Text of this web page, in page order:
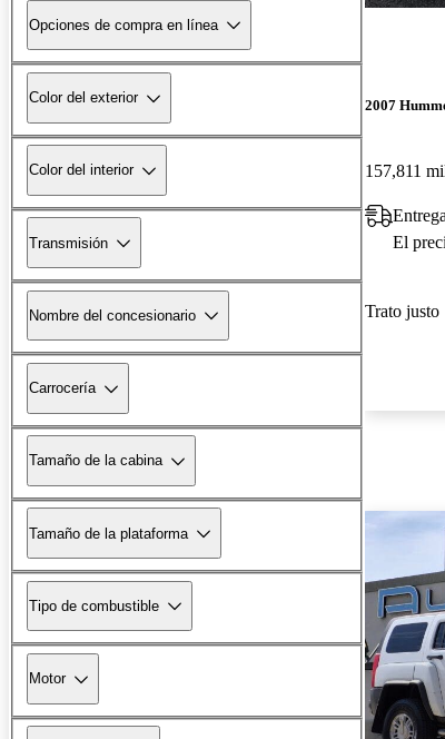
Opciones de compra en línea
Color del exterior
Color del interior
Transmisión
Nombre del concesionario
Carrocería
Tamaño de la cabina
Tamaño de la plataforma
Tipo de combustible
Motor
2007
157,811
El
Trato justo